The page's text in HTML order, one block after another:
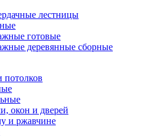
лестницы
готовые
деревянные сборные
потолков
окон и дверей
и ржавчине